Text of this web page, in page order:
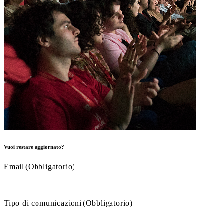
Vuoi restare aggiornato?
Email (Obbligatorio)
Tipo di comunicazioni (Obbligatorio)